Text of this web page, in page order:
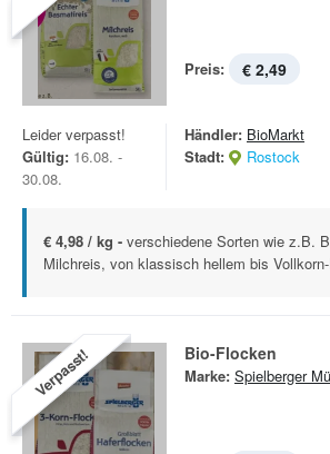
Preis: € 2,49
Leider verpasst!
Gültig: 16.08. -
30.08.
Händler: BioMarkt
Stadt:
Rostock
€ 4,98 / kg - verschiedene Sorten wie z.B.
Milchreis, von klassisch hellem bis
Verpasst! Bio-Flocken
Marke: Spielberger